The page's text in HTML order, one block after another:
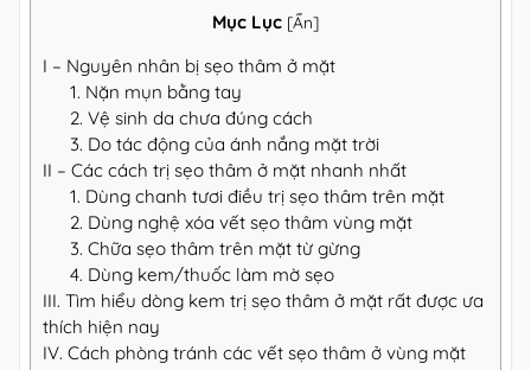
Mục Lục [Ẩn]
I – Nguyên nhân bị sẹo thâm ở mặt
1. Nặn mụn bằng tay
2. Vệ sinh da chưa đúng cách
3. Do tác động của ánh nắng mặt trời
II – Các cách trị sẹo thâm ở mặt nhanh nhất
1. Dùng chanh tươi điều trị sẹo thâm trên mặt
2. Dùng nghệ xóa vết sẹo thâm vùng mặt
3. Chữa sẹo thâm trên mặt từ gừng
4. Dùng kem/thuốc làm mờ sẹo
III. Tìm hiểu dòng kem trị sẹo thâm ở mặt rất được ưa
thích hiện nay
IV. Cách phòng tránh các vết sẹo thâm ở vùng mặt